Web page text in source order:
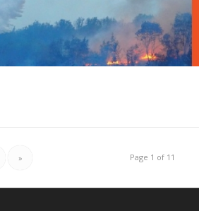
Page 1 of 11
»